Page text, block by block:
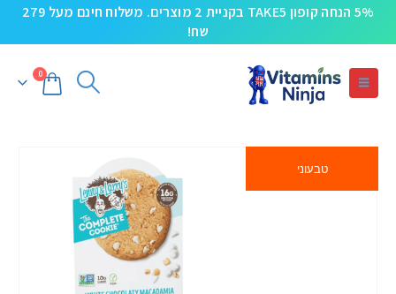
5% הנחה קופון TAKE5 בקניית 2 מוצרים. משלוח חינם מעל 279
שח!
0
טבעוני